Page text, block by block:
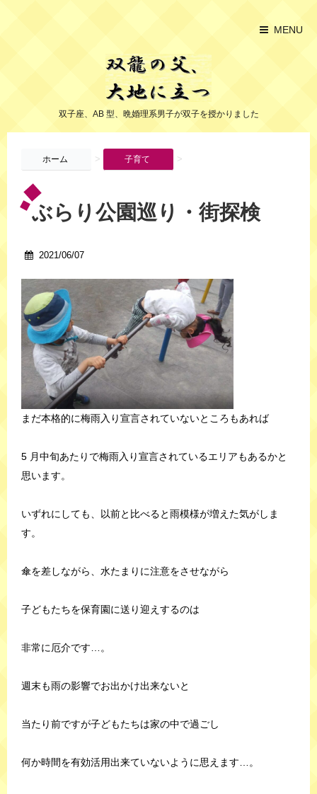
MENU
双子座、AB 型、晩婚理系男子が双子を授かりました
ホーム > 子育て >
ぶらり公園巡り・街探検
2021/06/07
まだ本格的に梅雨入り宣言されていないところもあれば
5 月中旬あたりで梅雨入り宣言されているエリアもあるかと
思います。
いずれにしても、以前と比べると雨模様が増えた気がしま
す。
傘を差しながら、水たまりに注意をさせながら
子どもたちを保育園に送り迎えするのは
非常に厄介です…。
週末も雨の影響でお出かけ出来ないと
当たり前ですが子どもたちは家の中で過ごし
何か時間を有効活用出来ていないように思えます…。